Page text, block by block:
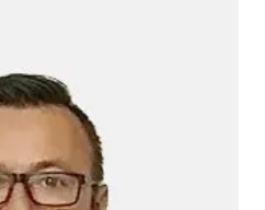
zurücksetzen
Adaptionswerte